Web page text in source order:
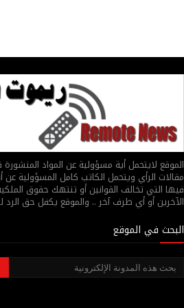
الموقع لايتحمل أية مسؤولية عن المواد
مقالات الرأي ويتحمل الكاتب كامل المسؤولية عن
فيها التي تخالف القوانين أو تنتهك حقوق
الآخرين أو أي طرف آخر .. والموقع يكفل حق الرد
البحث في الموقع